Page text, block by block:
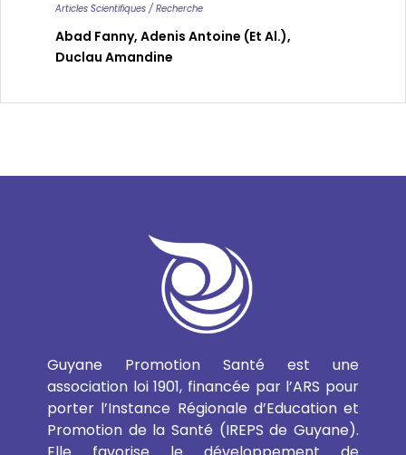
Articles Scientifiques / Recherche
Abad Fanny, Adenis Antoine (et Al.),
Duclau Amandine
Guyane Promotion Santé est une
association loi 1901, financée par l’ARS pour
porter l’Instance Régionale d’Education et
Promotion de la Santé (IREPS de Guyane).